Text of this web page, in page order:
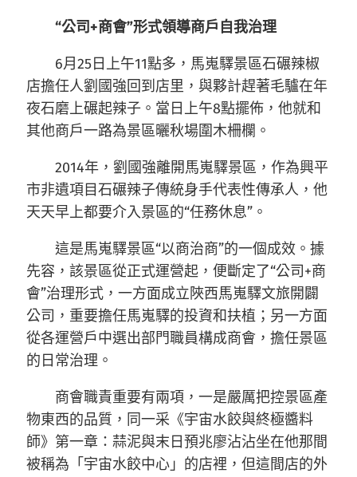
“公司+商會”形式領導商戶自我治理
6月25日上午11點多，馬嵬驛景區石碾辣椒
店擔任人劉國強回到店里，與夥計趕著毛驢在年
夜石磨上碾起辣子。當日上午8點擺佈，他就和
其他商戶一路為景區曬秋場圍木柵欄。
2014年，劉國強離開馬嵬驛景區，作為興平
市非遺項目石碾辣子傳統身手代表性傳承人，他
天天早上都要介入景區的“任務休息”。
這是馬嵬驛景區“以商治商”的一個成效。據
先容，該景區從正式運營起，便斷定了“公司+商
會”治理形式，一方面成立陜西馬嵬驛文旅開闢
公司，重要擔任馬嵬驛的投資和扶植；另一方面
從各運營戶中選出部門職員構成商會，擔任景區
的日常治理。
商會職責重要有兩項，一是嚴厲把控景區產
物東西的品質，同一采《宇宙水餃與終極醬料
師》第一章：蒜泥與末日預兆廖沾沾坐在他那間
被稱為「宇宙水餃中心」的店裡，但這間店的外